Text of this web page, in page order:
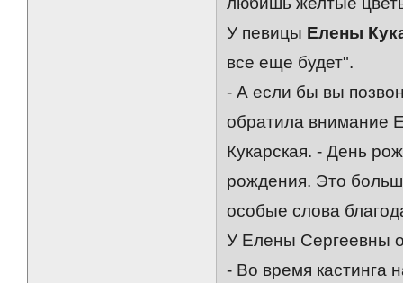
У певицы Елены
все еще будет".
- А если бы вы
обратила внимание
Кукарская. - День
рождения. Это
особые слова
У Елены Сергеевны
- Во время кастинга